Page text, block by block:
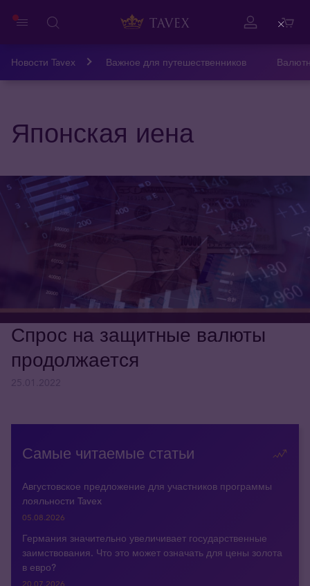
Новости Tavex Важное для путешественников
Японская иена
Спрос на защитные валюты
продолжается
Самые читаемые статьи
Августовское предложение для участников программы
лояльности Tavex
05.08.2026
Германия значительно увеличивает государственные
заимствования. Что это может означать для цены золота
в евро?
20.07.2026
Close